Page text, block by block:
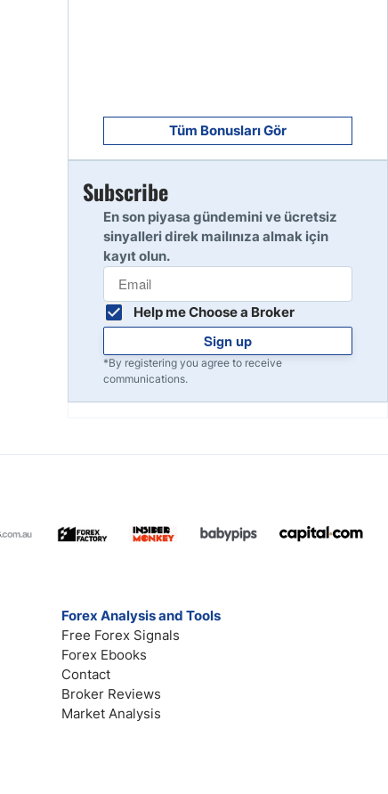
10
Tüm Bonusları Gör
Subscribe
En son piyasa gündemini ve ücretsiz
sinyalleri direk mailınıza almak için
kayıt olun.
Help me Choose a Broker
Sign up
*By registering you agree to receive
communications.
Forex Analysis and Tools
Free Forex Signals
Forex Ebooks
Contact
Broker Reviews
Market Analysis